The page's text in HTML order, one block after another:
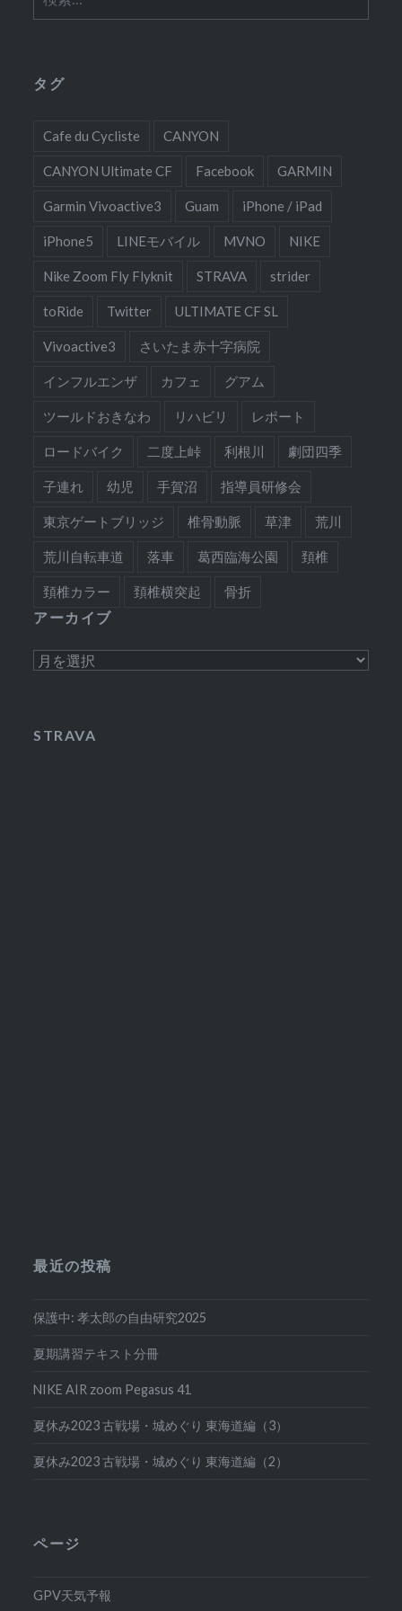
索:
タグ
Cafe du Cycliste CANYON
CANYON Ultimate CF Facebook GARMIN
Garmin Vivoactive3 Guam iPhone / iPad
iPhone5 LINEモバイル MVNO NIKE
Nike Zoom Fly Flyknit STRAVA strider
toRide Twitter ULTIMATE CF SL
Vivoactive3 さいたま赤十字病院
インフルエンザ カフェ グアム
ツールドおきなわ リハビリ レポート
ロードバイク 二度上峠 利根川 劇団四季
子連れ 幼児 手賀沼 指導員研修会
東京ゲートブリッジ 椎骨動脈 草津 荒川
荒川自転車道 落車 葛西臨海公園 頚椎
頚椎カラー 頚椎横突起 骨折
アーカイブ
ア
ブ
STRAVA
最近の投稿
保護中: 孝太郎の自由研究2025
夏期講習テキスト分冊
NIKE AIR zoom Pegasus 41
夏休み2023 古戦場・城めぐり 東海道編（3）
夏休み2023 古戦場・城めぐり 東海道編（2）
ページ
GPV天気予報